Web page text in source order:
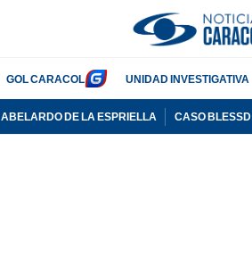
GOL CARACOL UNIDAD INVESTIGATIVA
ABELARDO DE LA ESPRIELLA CASO BLESSD